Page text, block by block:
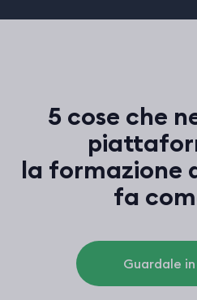
5 cose che
la formazione
fa
Guardale